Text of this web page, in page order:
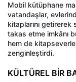
Mobil kütüphane
vatandaşlar,
kitaplarını
takas etme imkânı
hem de
zenginleştirdi.
KÜLTÜREL BİR